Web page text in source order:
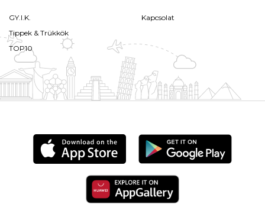
GY.I.K.
Tippek & Trükkök
TOP10
Kapcsolat